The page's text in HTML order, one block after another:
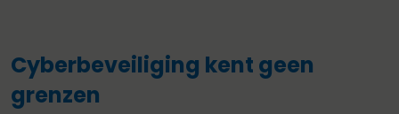
Cyberbeveiliging kent geen
grenzen